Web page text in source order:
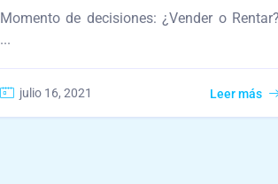
Momento de decisiones: ¿Vender o
...
julio 16, 2021 Leer más